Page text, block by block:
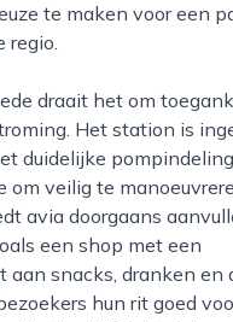
te maken voor een
regio.
Het station is
duidelijke
om veilig te
avia doorgaans
een shop met een
aan snacks, dranken en
hun rit goed